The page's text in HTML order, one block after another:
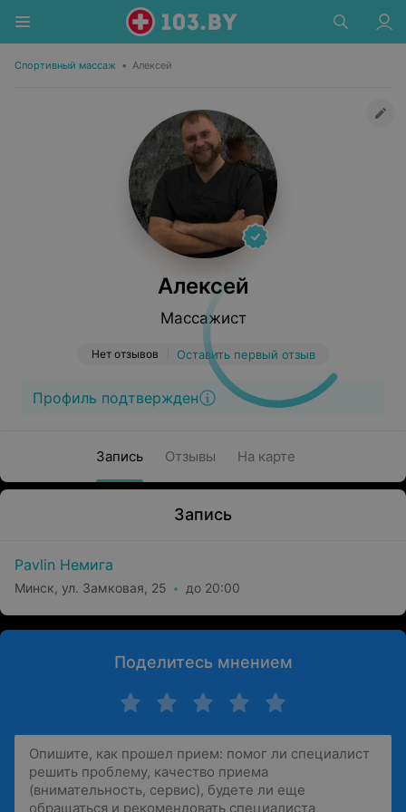
Спортивный массаж • Алексей
Алексей
Массажист
Нет отзывов Оставить первый отзыв
Профиль подтвержден
Запись Отзывы На карте
Запись
Pavlin Немига
Минск, ул. Замковая, 25 до 20:00
Поделитесь мнением